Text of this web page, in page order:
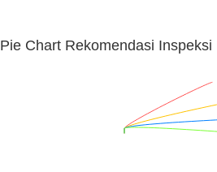
Pie Chart Rekomendasi Inspeksi